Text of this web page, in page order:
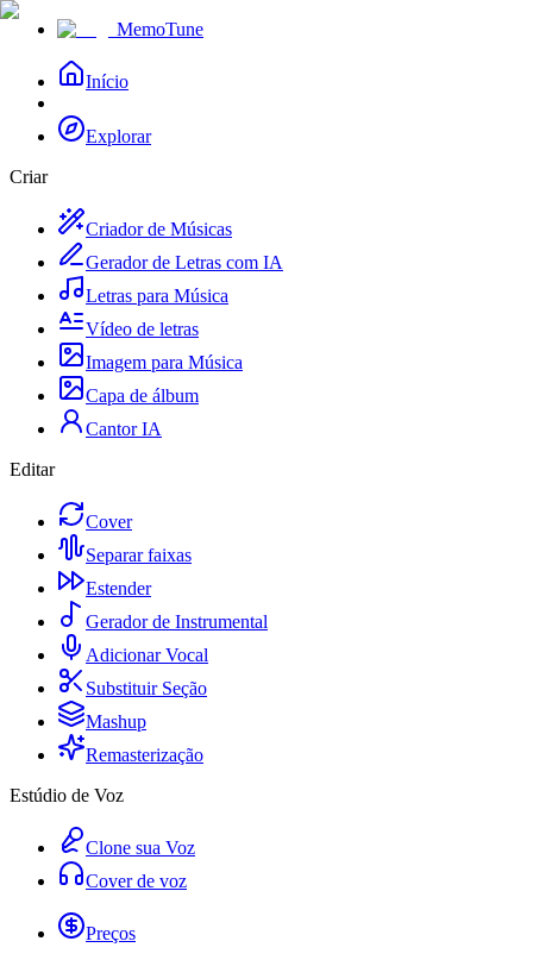
MemoTune
Início
Explorar
Criar
Criador de Músicas
Gerador de Letras com IA
Letras para Música
Vídeo de letras
Imagem para Música
Capa de álbum
Cantor IA
Editar
Cover
Separar faixas
Estender
Gerador de Instrumental
Adicionar Vocal
Substituir Seção
Mashup
Remasterização
Estúdio de Voz
Clone sua Voz
Cover de voz
Preços